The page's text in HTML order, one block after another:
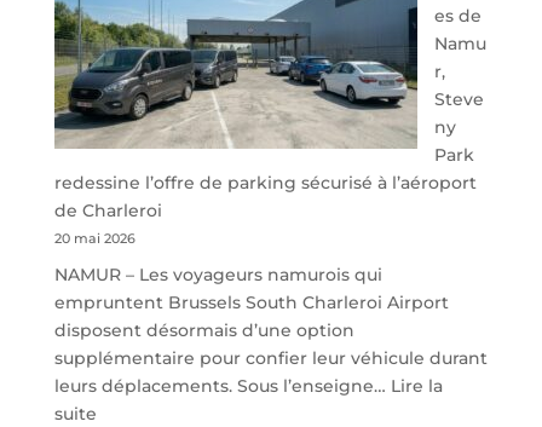
es de
Namu
r,
Steve
ny
Park
redessine l’offre de parking sécurisé à l’aéroport
de Charleroi
20 mai 2026
NAMUR – Les voyageurs namurois qui
empruntent Brussels South Charleroi Airport
disposent désormais d’une option
supplémentaire pour confier leur véhicule durant
leurs déplacements. Sous l’enseigne… Lire la
suite: